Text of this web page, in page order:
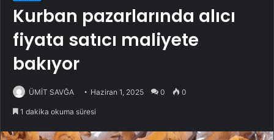
Kurban pazarlarında alıcı
fiyata satıcı maliyete
bakıyor
ÜMİT SAVĞA Haziran 1, 2025 0 0
1 dakika okuma süresi